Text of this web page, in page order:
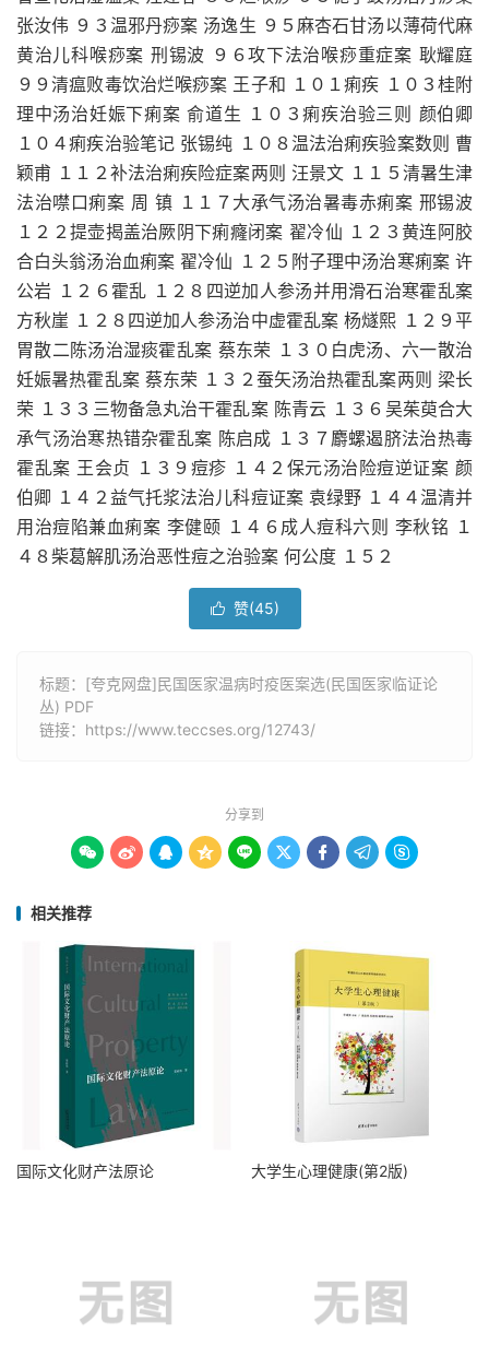
张汝伟 ９３温邪丹痧案 汤逸生 ９５麻杏石甘汤以薄荷代麻
黄治儿科喉痧案 刑锡波 ９６攻下法治喉痧重症案 耿耀庭
９９清瘟败毒饮治烂喉痧案 王子和 １０１痢疾 １０３桂附
理中汤治妊娠下痢案 俞道生 １０３痢疾治验三则 颜伯卿
１０４痢疾治验笔记 张锡纯 １０８温法治痢疾验案数则 曹
颖甫 １１２补法治痢疾险症案两则 汪景文 １１５清暑生津
法治噤口痢案 周 镇 １１７大承气汤治暑毒赤痢案 邢锡波
１２２提壶揭盖治厥阴下痢癃闭案 翟冷仙 １２３黄连阿胶
合白头翁汤治血痢案 翟冷仙 １２５附子理中汤治寒痢案 许
公岩 １２６霍乱 １２８四逆加人参汤并用滑石治寒霍乱案
方秋崖 １２８四逆加人参汤治中虚霍乱案 杨燧熙 １２９平
胃散二陈汤治湿痰霍乱案 蔡东荣 １３０白虎汤、六一散治
妊娠暑热霍乱案 蔡东荣 １３２蚕矢汤治热霍乱案两则 梁长
荣 １３３三物备急丸治干霍乱案 陈青云 １３６吴茱萸合大
承气汤治寒热错杂霍乱案 陈启成 １３７麝螺遏脐法治热毒
霍乱案 王会贞 １３９痘疹 １４２保元汤治险痘逆证案 颜
伯卿 １４２益气托浆法治儿科痘证案 袁绿野 １４４温清并
用治痘陷兼血痢案 李健颐 １４６成人痘科六则 李秋铭 １
４８柴葛解肌汤治恶性痘之治验案 何公度 １５２
 赞(45)
标题：[夸克网盘]民国医家温病时疫医案选(民国医家临证论
丛) PDF
链接： https://www.teccses.org/12743/
分享到
        
相关推荐
国际文化财产法原论 大学生心理健康(第2版)